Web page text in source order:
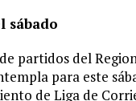
sábado
partidos del
para este
de Liga de